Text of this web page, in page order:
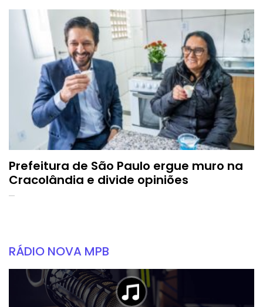
Prefeitura de São Paulo ergue muro na
Cracolândia e divide opiniões
RÁDIO NOVA MPB